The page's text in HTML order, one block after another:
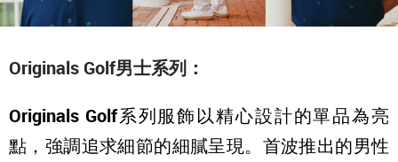
Originals Golf男士系列：
Originals Golf系列服飾以精心設計的單品為亮
點，強調追求細節的細膩呈現。首波推出的男性